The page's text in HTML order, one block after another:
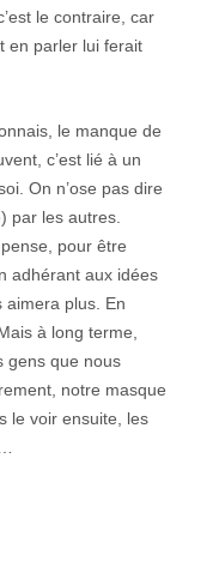
le contraire, car
en parler lui ferait
le manque de
c’est lié à un
On n’ose pas dire
par les autres.
pour être
adhérant aux idées
aimera plus. En
à long terme,
gens que nous
notre masque
le voir ensuite, les